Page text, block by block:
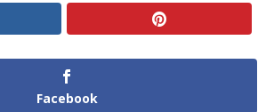
Facebook